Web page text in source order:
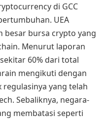
di GCC
UEA
besar bursa crypto yang
Menurut laporan
60% dari total
mengikuti dengan
yang telah
Sebaliknya, negara-
membatasi seperti